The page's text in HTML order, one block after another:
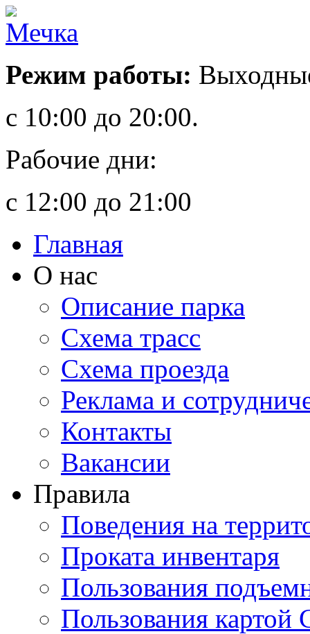
Режим работы:
с 10:00 до 20:00.
Рабочие дни:
с 12:00 до 21:00
Главная
О нас
Описание парка
Схема трасс
Схема проезда
Реклама и
Контакты
Вакансии
Правила
Поведения на
Проката инвентаря
Пользования
Пользования картой